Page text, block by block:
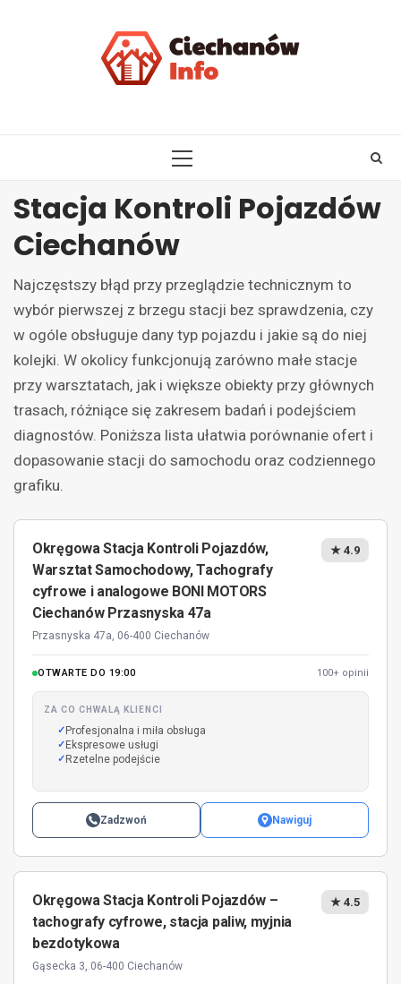
PRIMARY
Stacja Kontroli Pojazdów
Ciechanów
Najczęstszy błąd przy przeglądzie technicznym to
wybór pierwszej z brzegu stacji bez sprawdzenia, czy
w ogóle obsługuje dany typ pojazdu i jakie są do niej
kolejki. W okolicy funkcjonują zarówno małe stacje
przy warsztatach, jak i większe obiekty przy głównych
trasach, różniące się zakresem badań i podejściem
diagnostów. Poniższa lista ułatwia porównanie ofert i
dopasowanie stacji do samochodu oraz codziennego
grafiku.
Okręgowa Stacja Kontroli Pojazdów,
Warsztat Samochodowy, Tachografy
cyfrowe i analogowe BONI MOTORS
Ciechanów Przasnyska 47a
Przasnyska 47a, 06-400 Ciechanów
★ 4.9
OTWARTE DO 19:00 100+ opinii
ZA CO CHWALĄ KLIENCI
Profesjonalna i miła obsługa
Ekspresowe usługi
Rzetelne podejście
Zadzwoń Nawiguj
Okręgowa Stacja Kontroli Pojazdów –
tachografy cyfrowe, stacja paliw, myjnia
bezdotykowa
Gąsecka 3, 06-400 Ciechanów
★ 4.5